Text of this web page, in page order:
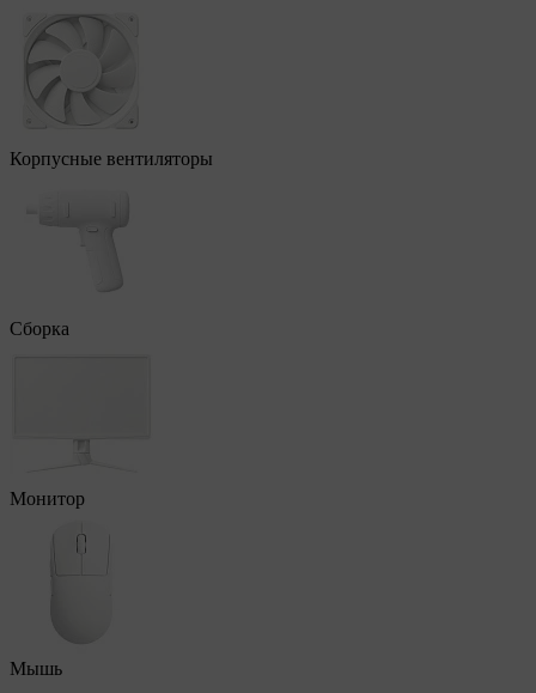
Корпусные вентиляторы
Сборка
Монитор
Мышь